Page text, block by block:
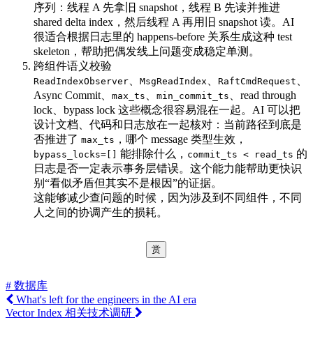
序列：线程 A 先拿旧 snapshot，线程 B 先读并推进
shared delta index，然后线程 A 再用旧 snapshot 读。AI
很适合根据日志里的 happens-before 关系生成这种 test
skeleton，帮助把偶发线上问题变成稳定单测。
跨组件语义校验
ReadIndexObserver MsgReadIndex RaftCmdRequest
Async Commit、 max_ts min_commit_ts
、read through
lock、bypass lock 这些概念很容易混在一起。AI 可以把
设计文档、代码和日志放在一起核对：当前路径到底是
否推进了 max_ts ，哪个 message 类型生效，
bypass_locks=[] 能排除什么， commit_ts < read_ts 的
日志是否一定表示事务层错误。这个能力能帮助更快识
别“看似矛盾但其实不是根因”的证据。
这能够减少查问题的时候，因为涉及到不同组件，不同
人之间的协调产生的损耗。
赏
# 数据库
What's left for the engineers in the AI era
Vector Index 相关技术调研